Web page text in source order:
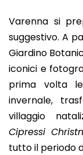
Varenna si
suggestivo. A
Giardino
iconici e
prima volta
invernale,
villaggio
Cipressi
tutto il periodo